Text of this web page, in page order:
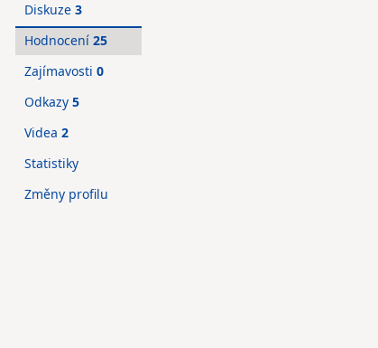
Diskuze 3
Hodnocení 25
Zajímavosti 0
Odkazy 5
Videa 2
Statistiky
Změny profilu